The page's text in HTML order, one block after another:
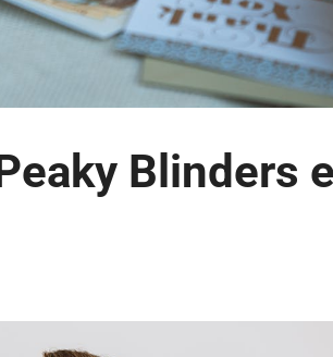
Blinders